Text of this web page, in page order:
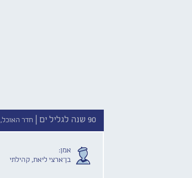
90 שנה לגליל ים | חדר
אמן:
בן־ארצי ליאת, קהילתי